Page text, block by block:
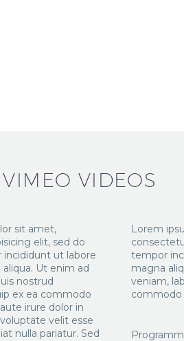
VIDEOS
sit amet,
elit, sed do
ut labore
Ut enim ad
nostrud
ex ea commodo
irure dolor in
velit esse
nulla pariatur. Sed
Lorem
tempor
magna
veniam,
commodo